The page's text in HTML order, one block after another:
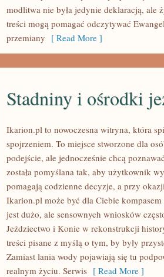
modlitwa nie była jedynie deklaracją, ale
treści mogą pomagać odczytywać
przemiany [ Read More ]
Stadniny i ośrodki
Ikarion.pl to nowoczesna witryna, która
spojrzeniem. To miejsce stworzone dla
podejście, ale jednocześnie chcą
została pomyślana tak, aby użytkownik
pomagają codzienne decyzje, a przy
Ikarion.pl może być dla Ciebie
jest dużo, ale sensownych wniosków
Jeździectwo i Konie w rekonstrukcji
treści pisane z myślą o tym, by były
Zamiast lania wody pojawiają się tu
realnym życiu. Serwis [ Read More ]